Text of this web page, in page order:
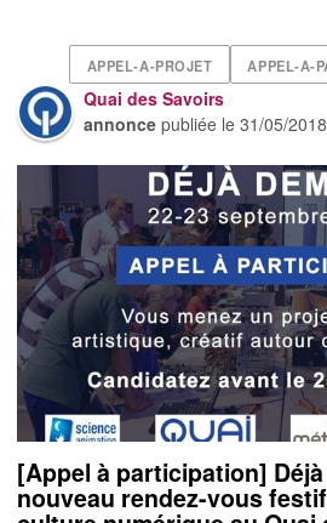
APPEL-A-PROJET APPEL-A-
Quai des Savoirs
annonce publiée le31/05/2018
[Appel à participation]
nouveau rendez-vous